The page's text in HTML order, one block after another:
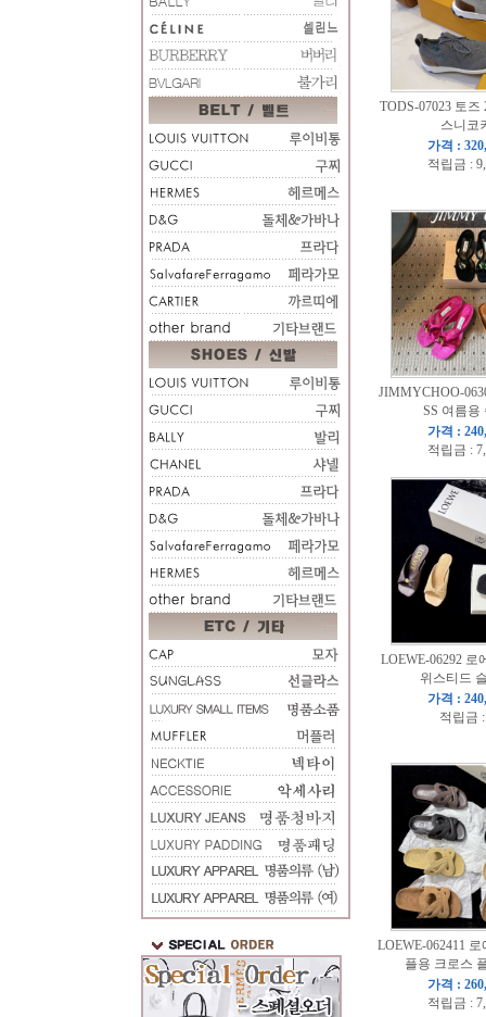
TODS-07023 토즈
스니코
가격 :
적립금 :
JIMMYCHOO-
SS 여름용
가격 :
적립금 :
LOEWE-06292 로
위스티드
가격 :
적립금
LOEWE-062411 로
플용 크로스
가격 :
적립금 :